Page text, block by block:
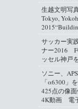
生越文明写
Tokyo,
サッカー実
ナー2016
ッセル神戸
ソニー、
「α6300」
425点の像
4K動画 電